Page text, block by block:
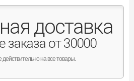
доставка
заказа от 30000
на все товары.